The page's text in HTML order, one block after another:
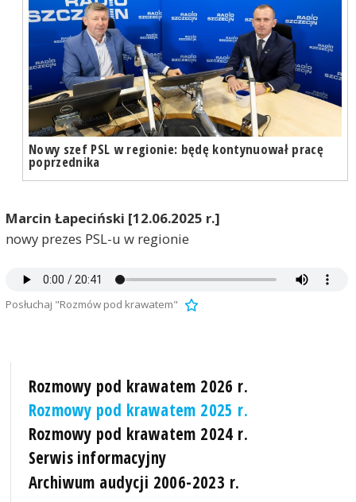
Nowy szef PSL w regionie: będę kontynuował pracę
poprzednika
Marcin Łapeciński [12.06.2025 r.]
nowy prezes PSL-u w regionie
Posłuchaj "Rozmów pod krawatem"
Rozmowy pod krawatem 2026 r.
Rozmowy pod krawatem 2025 r.
Rozmowy pod krawatem 2024 r.
Serwis informacyjny
Archiwum audycji 2006-2023 r.